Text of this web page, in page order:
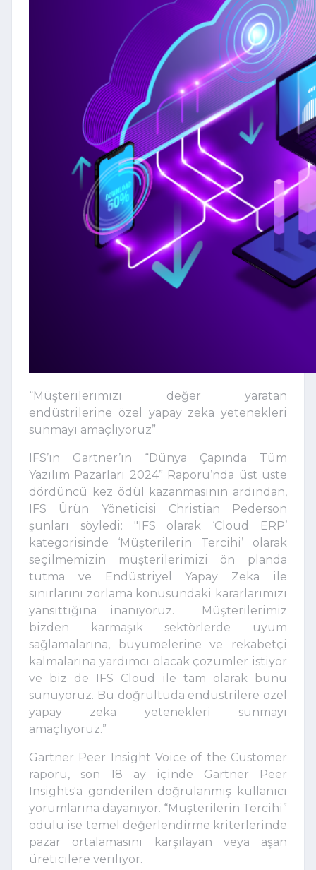
“Müşterilerimizi değer yaratan
endüstrilerine özel yapay zeka yetenekleri
sunmayı amaçlıyoruz”
IFS’in Gartner’ın “Dünya Çapında Tüm
Yazılım Pazarları 2024” Raporu’nda üst üste
dördüncü kez ödül kazanmasının ardından,
IFS Ürün Yöneticisi Christian Pederson
şunları söyledi: "IFS olarak ‘Cloud ERP’
kategorisinde ‘Müşterilerin Tercihi’ olarak
seçilmemizin müşterilerimizi ön planda
tutma ve Endüstriyel Yapay Zeka ile
sınırlarını zorlama konusundaki kararlarımızı
yansıttığına inanıyoruz. Müşterilerimiz
bizden karmaşık sektörlerde uyum
sağlamalarına, büyümelerine ve rekabetçi
kalmalarına yardımcı olacak çözümler istiyor
ve biz de IFS Cloud ile tam olarak bunu
sunuyoruz. Bu doğrultuda endüstrilere özel
yapay zeka yetenekleri sunmayı
amaçlıyoruz.”
Gartner Peer Insight Voice of the Customer
raporu, son 18 ay içinde Gartner Peer
Insights'a gönderilen doğrulanmış kullanıcı
yorumlarına dayanıyor. “Müşterilerin Tercihi”
ödülü ise temel değerlendirme kriterlerinde
pazar ortalamasını karşılayan veya aşan
üreticilere veriliyor.